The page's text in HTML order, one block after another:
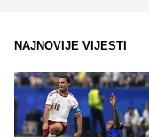
NAJNOVIJE VIJESTI